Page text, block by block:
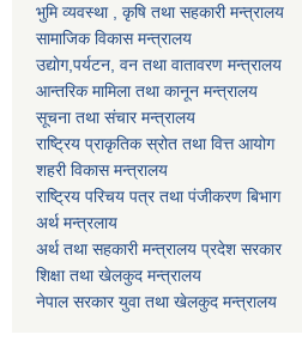
भुमि व्यवस्था , कृषि तथा सहकारी मन्त्रालय
सामाजिक विकास मन्त्रालय
उद्याेग,पर्यटन, वन तथा वातावरण मन्त्रालय
आन्तरिक मामिला तथा कानून मन्त्रालय
सूचना तथा संचार मन्त्रालय
राष्ट्रिय प्राकृतिक स्रोत तथा वित्त आयोग
शहरी विकास मन्त्रालय
राष्ट्रिय परिचय पत्र तथा पंजीकरण बिभाग
अर्थ मन्त्रलाय
अर्थ तथा सहकारी मन्त्रालय प्रदेश सरकार
शिक्षा तथा खेलकुद मन्‍‍त्रालय
नेपाल सरकार युवा तथा खेलकुद मन्त्रालय